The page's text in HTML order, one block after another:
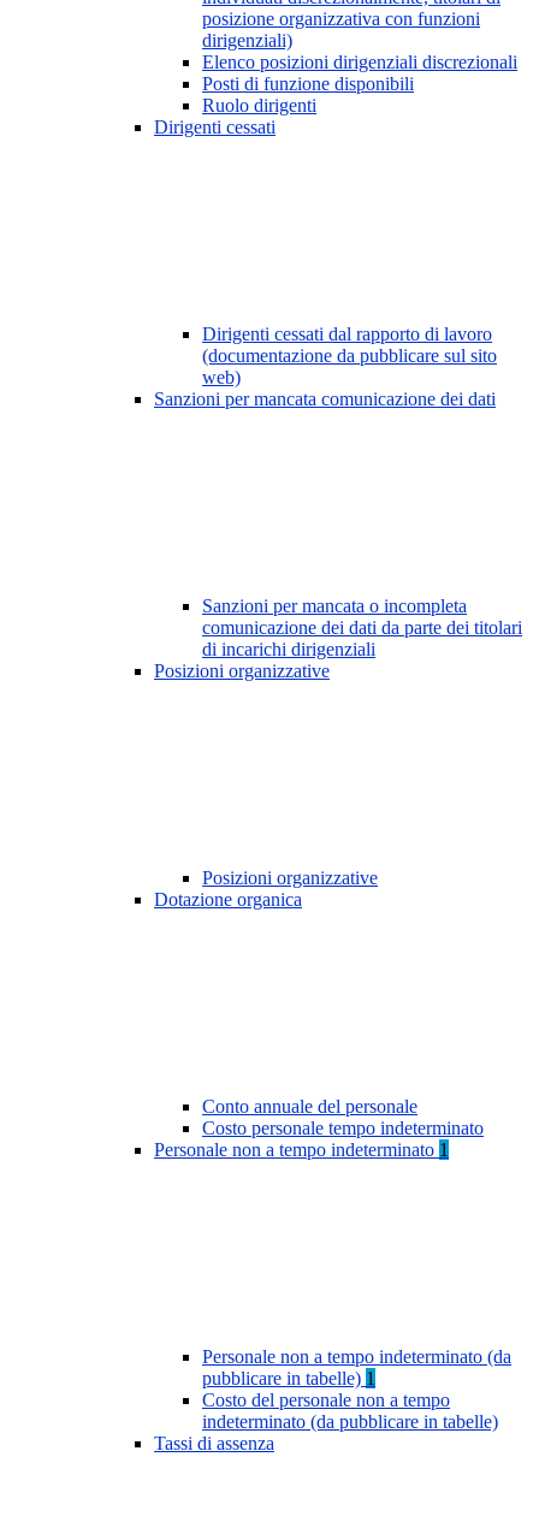
posizione organizzativa con funzioni
dirigenziali)
Elenco posizioni dirigenziali discrezionali
Posti di funzione disponibili
Ruolo dirigenti
Dirigenti cessati
Dirigenti cessati dal rapporto di lavoro
(documentazione da pubblicare sul sito
web)
Sanzioni per mancata comunicazione dei dati
Sanzioni per mancata o incompleta
comunicazione dei dati da parte dei titolari
di incarichi dirigenziali
Posizioni organizzative
Posizioni organizzative
Dotazione organica
Conto annuale del personale
Costo personale tempo indeterminato
Personale non a tempo indeterminato 1
Personale non a tempo indeterminato (da
pubblicare in tabelle) 1
Costo del personale non a tempo
indeterminato (da pubblicare in tabelle)
Tassi di assenza